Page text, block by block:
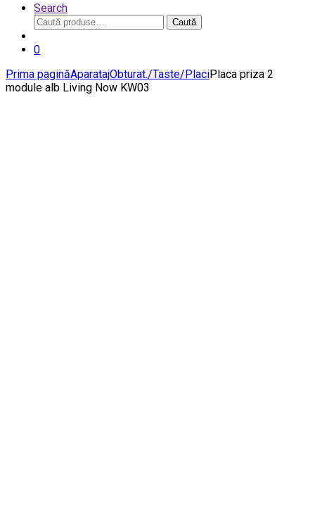
Search
Caută
după:
Caută
0
Prima paginăAparatajObturat./Taste/PlaciPlaca priza 2
module alb Living Now KW03